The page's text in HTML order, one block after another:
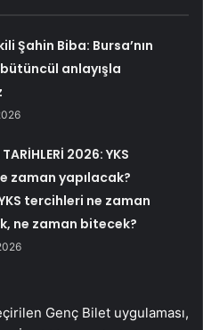
Şahin Biba: Bursa’nın
anlayışla
TARİHLERİ 2026: YKS
zaman yapılacak?
tercihleri ne zaman
ne zaman bitecek?
Genç Bilet uygulaması,